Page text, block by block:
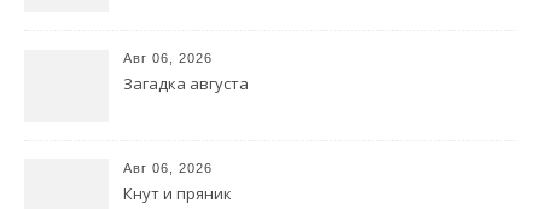
Авг 06, 2026
Загадка августа
Авг 06, 2026
Кнут и пряник